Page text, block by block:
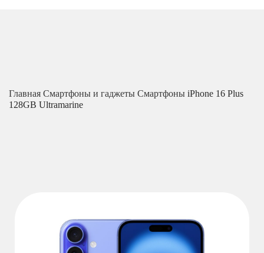
Главная Смартфоны и гаджеты Смартфоны iPhone 16 Plus
128GB Ultramarine